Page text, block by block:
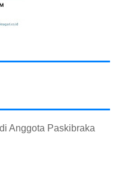
Anggota Paskibraka